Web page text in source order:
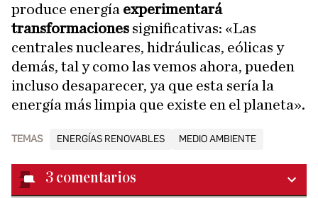
produce energía experimentará
transformaciones significativas: «Las
centrales nucleares, hidráulicas, eólicas y
demás, tal y como las vemos ahora, pueden
incluso desaparecer, ya que esta sería la
energía más limpia que existe en el planeta».
TEMAS ENERGÍAS RENOVABLES MEDIO AMBIENTE
3 comentarios